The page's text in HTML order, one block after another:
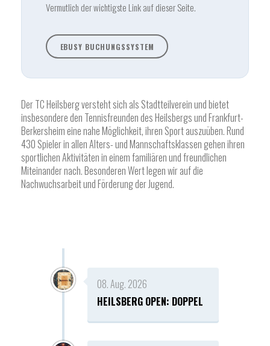
Vermutlich der wichtigste Link auf dieser Seite.
EBUSY BUCHUNGSSYSTEM
Der TC Heilsberg versteht sich als Stadtteilverein und bietet
insbesondere den Tennisfreunden des Heilsbergs und Frankfurt-
Berkersheim eine nahe Möglichkeit, ihren Sport auszuüben. Rund
430 Spieler in allen Alters- und Mannschaftsklassen gehen ihren
sportlichen Aktivitäten in einem familiären und freundlichen
Miteinander nach. Besonderen Wert legen wir auf die
Nachwuchsarbeit und Förderung der Jugend.
08. Aug. 2026
HEILSBERG OPEN: DOPPEL